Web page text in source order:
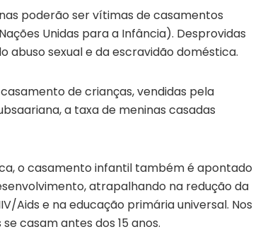
poderão ser vítimas de casamentos
Unidas para a Infância). Desprovidas
abuso sexual e da escravidão doméstica.
de crianças, vendidas pela
a taxa de meninas casadas
o casamento infantil também é apontado
atrapalhando na redução da
Aids e na educação primária universal. Nos
casam antes dos 15 anos.